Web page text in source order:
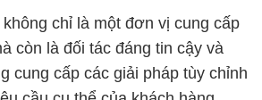
chỉ là một đơn vị cung cấp
còn là đối tác đáng tin cậy và
cung cấp các giải pháp tùy chỉnh